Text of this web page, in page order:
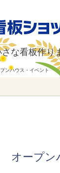
な看板作り
ンハウス・イベント
オープン